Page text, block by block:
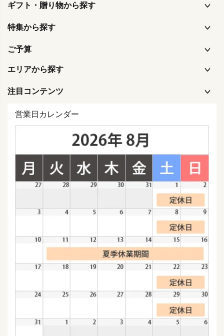
ギフト・贈り物から探す
特集から探す
ご予算
エリアから探す
注目コンテンツ
営業日カレンダー